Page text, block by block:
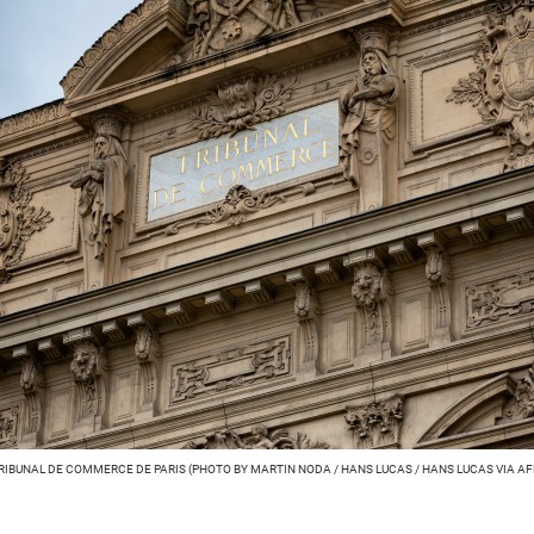
DE COMMERCE DE PARIS (PHOTO BY MARTIN NODA / HANS LUCAS / HANS LUCAS VIA